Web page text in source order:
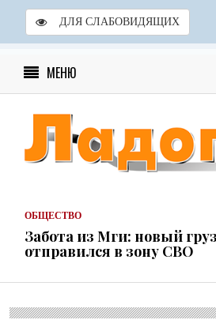
ДЛЯ СЛАБОВИДЯЩИХ
МЕНЮ
Скоро в школу!
Спрашивали? Отвечаем!
04 АВГУСТА 2026
ОБЩЕСТВО
31 ИЮЛЯ 2026
ОБЩЕСТВО
Учреждения культуры
31 ИЮЛЯ 2026
Шлиссельбург не сдался: